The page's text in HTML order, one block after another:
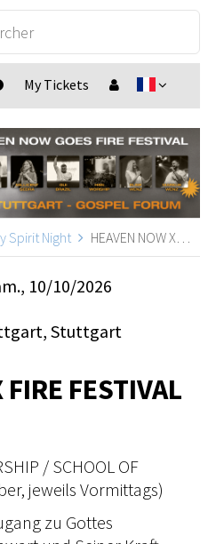
My Tickets
Spirit Night HEAVEN NOW X FIRE FESTIVAL, Stuttgart
10/10/2026
Stuttgart
FESTIVAL
/ SCHOOL OF
jeweils Vormittags)
zu Gottes